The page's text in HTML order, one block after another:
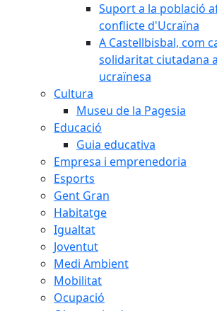
Suport a la població
conflicte d'Ucraïna
A Castellbisbal, com
solidaritat ciutadana
ucraïnesa
Cultura
Museu de la Pagesia
Educació
Guia educativa
Empresa i emprenedoria
Esports
Gent Gran
Habitatge
Igualtat
Joventut
Medi Ambient
Mobilitat
Ocupació